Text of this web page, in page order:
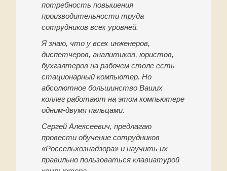
потребность повышения
производительности труда
сотрудников всех уровней.
Я знаю, что у всех инженеров,
диспетчеров, аналитиков, юристов,
бухгалтеров на рабочем столе есть
стационарный компьютер. Но
абсолютное большинство Ваших
коллег работают на этом компьютере
одним-двумя пальцами.
Сергей Алексеевич, предлагаю
провести обучение сотрудников
«Россельхознадзора» и научить их
правильно пользоваться клавиатурой